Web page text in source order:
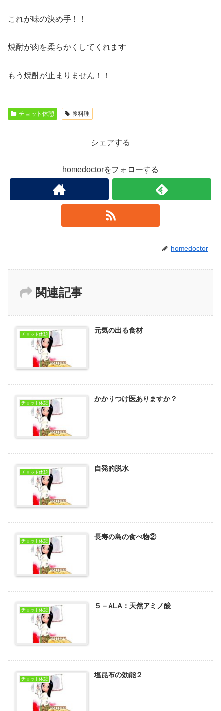
これが味の決め手！！
焼酎が肉を柔らかくしてくれます
もう焼酎が止まりません！！
チョット休憩 豚料理
シェアする
homedoctorをフォローする
homedoctor
関連記事
チョット休憩 元気の出る食材
チョット休憩 かかりつけ医ありますか？
チョット休憩 自発的脱水
チョット休憩 長寿の島の食べ物②
チョット休憩 ５－ALA：天然アミノ酸
チョット休憩 塩昆布の効能２